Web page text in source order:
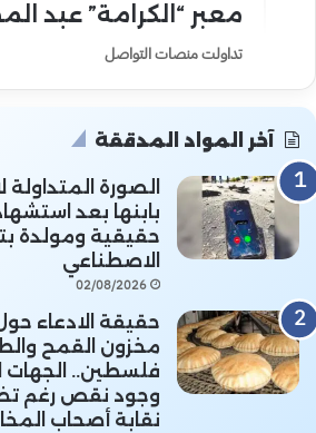
معبر “الكرامة” عبد
تداولت منصات التواصل
آخر المواد المدققة
الصورة
بابنها بعد
حقيقية ومولدة
الاصطناعي
02/08/2026
حقيقة الادعاء
مخزون القمح
فلسطين.. الجهات
وجود نقص رغم
نقابة أصحاب